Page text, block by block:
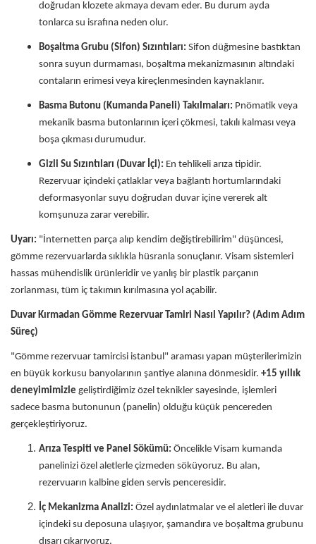
doğrudan klozete akmaya devam eder. Bu durum ayda
tonlarca su israfına neden olur.
Boşaltma Grubu (Sifon) Sızıntıları: Sifon düğmesine bastıktan
sonra suyun durmaması, boşaltma mekanizmasının altındaki
contaların erimesi veya kireçlenmesinden kaynaklanır.
Basma Butonu (Kumanda Paneli) Takılmaları: Pnömatik veya
mekanik basma butonlarının içeri çökmesi, takılı kalması veya
boşa çıkması durumudur.
Gizli Su Sızıntıları (Duvar İçi): En tehlikeli arıza tipidir.
Rezervuar içindeki çatlaklar veya bağlantı hortumlarındaki
deformasyonlar suyu doğrudan duvar içine vererek alt
komşunuza zarar verebilir.
Uyarı: "İnternetten parça alıp kendim değiştirebilirim" düşüncesi,
gömme rezervuarlarda sıklıkla hüsranla sonuçlanır. Visam sistemleri
hassas mühendislik ürünleridir ve yanlış bir plastik parçanın
zorlanması, tüm iç takımın kırılmasına yol açabilir.
Duvar Kırmadan Gömme Rezervuar Tamiri Nasıl Yapılır? (Adım Adım
Süreç)
"Gömme rezervuar tamircisi istanbul" araması yapan müşterilerimizin
en büyük korkusu banyolarının şantiye alanına dönmesidir. +15 yıllık
deneyimimizle geliştirdiğimiz özel teknikler sayesinde, işlemleri
sadece basma butonunun (panelin) olduğu küçük pencereden
gerçekleştiriyoruz.
Arıza Tespiti ve Panel Sökümü: Öncelikle Visam kumanda
panelinizi özel aletlerle çizmeden söküyoruz. Bu alan,
rezervuarın kalbine giden servis penceresidir.
İç Mekanizma Analizi: Özel aydınlatmalar ve el aletleri ile duvar
içindeki su deposuna ulaşıyor, şamandıra ve boşaltma grubunu
dışarı çıkarıyoruz.